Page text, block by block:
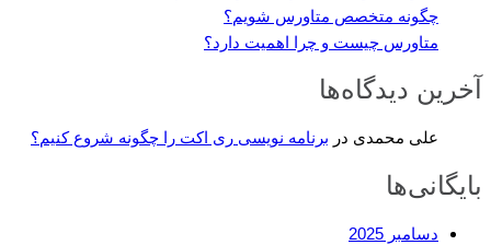
چگونه متخصص متاورس شویم؟
متاورس چیست و چرا اهمیت دارد؟
آخرین دیدگاه‌ها
علی محمدی در برنامه نویسی ری اکت را چگونه شروع کنیم؟
بایگانی‌ها
دسامبر 2025